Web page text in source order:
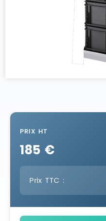
PRIX HT
185 €
Prix TTC :